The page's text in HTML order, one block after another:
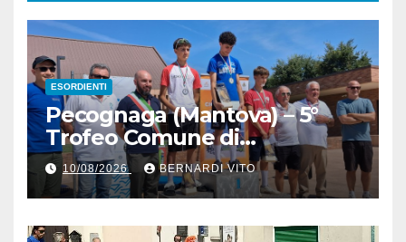
ESORDIENTI
Pecognaga (Mantova) – 5°
Trofeo Comune di
Pecognaga – Doppia gara
Esordienti – Organizzazione
Ciclo Club Guidizzolo 1977:
Fotoservizio di Paolo Biondo
10/08/2026 BERNARDI VITO